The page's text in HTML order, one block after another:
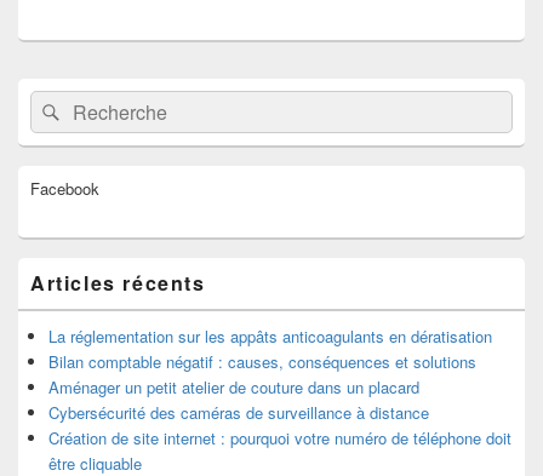
Zone
principale
de
widget
latérale
Recherche :Rechercher
Facebook
Articles récents
La réglementation sur les appâts anticoagulants en dératisation
Bilan comptable négatif : causes, conséquences et solutions
Aménager un petit atelier de couture dans un placard
Cybersécurité des caméras de surveillance à distance
Création de site internet : pourquoi votre numéro de téléphone doit
être cliquable